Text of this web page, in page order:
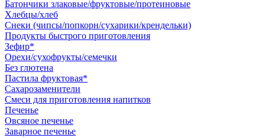
Батончики злаковые/фруктовые/протеиновые
Хлебцы/хлеб
Снеки (чипсы/попкорн/сухарики/крендельки)
Продукты быстрого приготовления
Зефир*
Орехи/сухофрукты/семечки
Без глютена
Пастила фруктовая*
Сахарозаменители
Смеси для приготовления напитков
Печенье
Овсяное печенье
Заварное печенье